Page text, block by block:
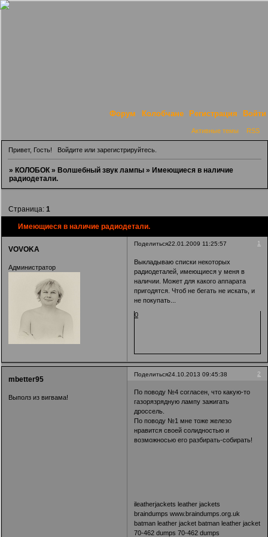
Форум Колобчане Регистрация Войти
Активные темы RSS
Привет, Гость! Войдитеили зарегистрируйтесь.
»КОЛОБОК »Волшебный звук лампы »Имеющиеся в наличие
радиодетали.
Имеющиеся в наличие радиодетали.
Страница:1
Поделиться 1
22.01.2009 11:25:57
VOVOKA
Администратор
Выкладываю списки некоторых
радиодеталей, имеющиеся у меня в
наличии. Может для какого аппарата
пригодятся. Чтоб не бегать не искать, и
не покупать...
0
Поделиться 2
24.10.2013 09:45:38
mbetter95
Выполз из вигвама!
По поводу №4 согласен, что какую-то
газорязрядную лампу зажигать
дроссель.
По поводу №1 мне тоже железо
нравится своей солидностью и
возможносью его разбирать-собирать!
ileatherjacketsleather jackets
braindumpswww.braindumps.org.uk
batman leather jacketbatman leather jacket
70-462 dumps70-462 dumps